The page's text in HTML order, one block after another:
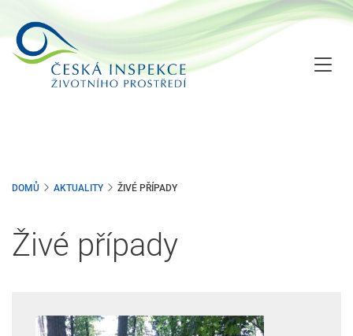
hlavnímu
obsahu
DOMŮ AKTUALITY ŽIVÉ PŘÍPADY
Živé případy
Image